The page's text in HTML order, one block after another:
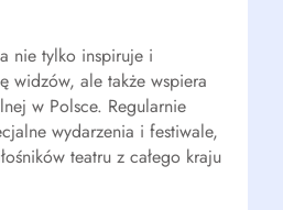
nie tylko inspiruje i
widzów, ale także wspiera
w Polsce. Regularnie
wydarzenia i festiwale,
teatru z całego kraju